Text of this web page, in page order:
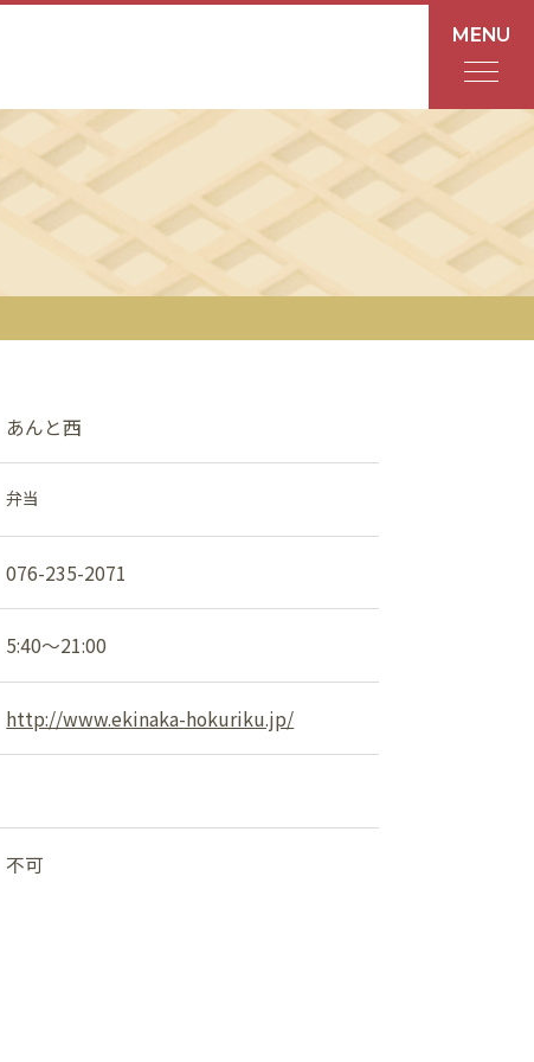
MENU
あんと
Rinto
イベント
アクセス・パーキング
館内サービス
あんと西
弁当
076-235-2071
5:40～21:00
http://www.ekinaka-hokuriku.jp/
不可